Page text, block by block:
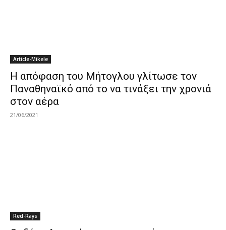
Article-Mikele
H απόφαση του Μήτογλου γλίτωσε τον
Παναθηναϊκό από το να τινάξει την χρονιά
στον αέρα
21/06/2021
Red-Rays